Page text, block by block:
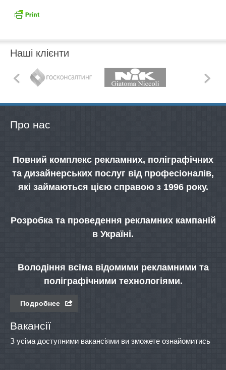
Наші клієнти
Про нас
Повний комплекс рекламних, поліграфічних
та дизайнерських послуг від професіоналів,
які займаються цією справою з 1996 року.
Розробка та проведення рекламних кампаній
в Україні.
Володіння всіма відомими рекламними та
поліграфічними технологіями.
Подробнее
Вакансії
З усіма доступними вакансіями ви зможете ознайомитись